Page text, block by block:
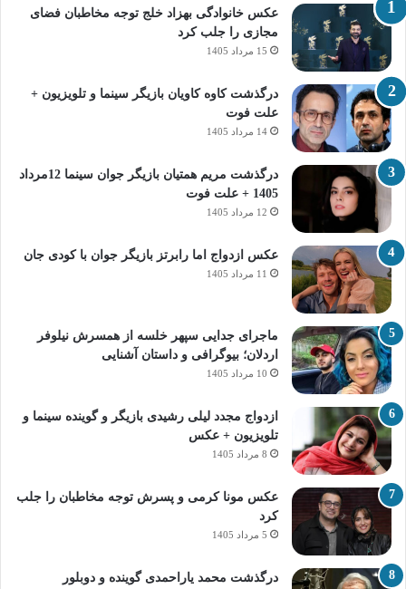
عکس خانوادگی بهزاد خلج توجه مخاطبان فضای
مجازی را جلب کرد
15 مرداد 1405
درگذشت کاوه کاویان بازیگر سینما و تلویزیون +
علت فوت
14 مرداد 1405
درگذشت مریم همتیان بازیگر جوان سینما 12مرداد
1405 + علت فوت
12 مرداد 1405
عکس ازدواج اما رابرتز بازیگر جوان با کودی جان
11 مرداد 1405
ماجرای جدایی سپهر خلسه از همسرش نیلوفر
اردلان؛ بیوگرافی و داستان آشنایی
10 مرداد 1405
ازدواج مجدد لیلی رشیدی بازیگر و گوینده سینما و
تلویزیون + عکس
8 مرداد 1405
عکس مونا کرمی و پسرش توجه مخاطبان را جلب
کرد
5 مرداد 1405
درگذشت محمد یاراحمدی گوینده و دوبلور